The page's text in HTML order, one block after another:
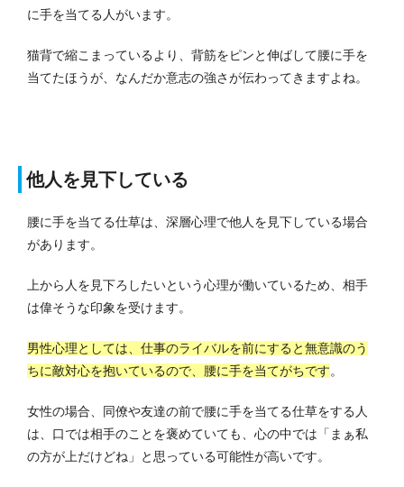
に手を当てる人がいます。
猫背で縮こまっているより、背筋をピンと伸ばして腰に手を
当てたほうが、なんだか意志の強さが伝わってきますよね。
他人を見下している
腰に手を当てる仕草は、深層心理で他人を見下している場合
があります。
上から人を見下ろしたいという心理が働いているため、相手
は偉そうな印象を受けます。
男性心理としては、仕事のライバルを前にすると無意識のう
ちに敵対心を抱いているので、腰に手を当てがちです。
女性の場合、同僚や友達の前で腰に手を当てる仕草をする人
は、口では相手のことを褒めていても、心の中では「まぁ私
の方が上だけどね」と思っている可能性が高いです。